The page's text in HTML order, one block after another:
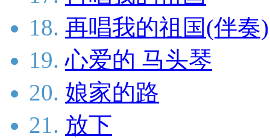
18. 再唱我的祖国(伴奏)
19. 心爱的 马头琴
20. 娘家的路
21. 放下